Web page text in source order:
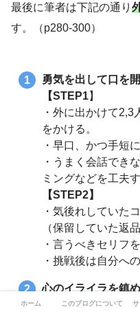
最後に筆者は下記の通り
す。（p280-300）
勇気を出して口を開
【STEP1】
・外に出かけて
をかける。
・早口、かつ手短
・うまく会話でき
ミングなどを工夫
【STEP2】
・気後れしていた
（保留していた返
・言うべきセリフ
・挑戦後は自分へ
心のイライラを鎮
ロバート・クーパ
ホーム このブログについて-自